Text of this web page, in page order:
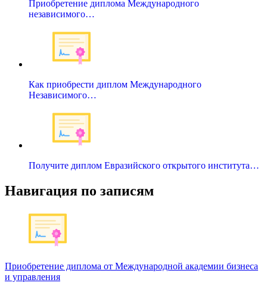
Приобретение диплома Международного
независимого…
Как приобрести диплом Международного
Независимого…
Получите диплом Евразийского открытого института…
Навигация по записям
Приобретение диплома от Международной академии бизнеса
и управления